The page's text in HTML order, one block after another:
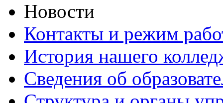
Новости
Контакты и режим
История нашего
Сведения об